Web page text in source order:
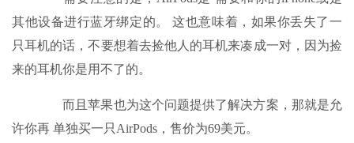
其他设备进行蓝牙绑定的。 这也意味着，如果你丢失了一
只耳机的话，不要想着去捡他人的耳机来凑成一对，因为捡
来的耳机你是用不了的。
而且苹果也为这个问题提供了解决方案，那就是允
许你再 单独买一只AirPods，售价为69美元。